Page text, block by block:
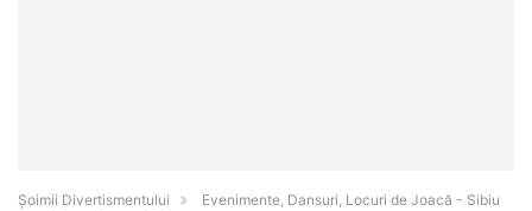
Şoimii Divertismentului
Evenimente, Dansuri, Locuri de Joacă - Sibiu